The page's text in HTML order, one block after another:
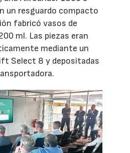
un resguardo compacto
fabricó vasos de
ml. Las piezas eran
mediante un
Select 8 y depositadas